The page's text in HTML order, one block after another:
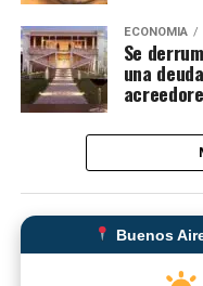
ECONOMIA
Se
una
Buenos